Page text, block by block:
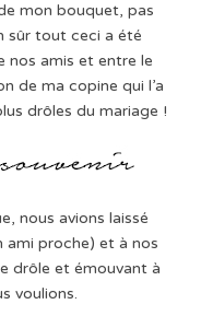
mon bouquet, pas
sûr tout ceci a été
nos amis et entre le
de ma copine qui l’a
drôles du mariage !
nous avions laissé
proche) et à nos
drôle et émouvant à
voulions.